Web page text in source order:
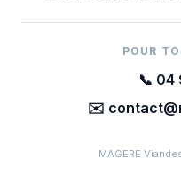
POUR
📞 04
✉️
MAGERE